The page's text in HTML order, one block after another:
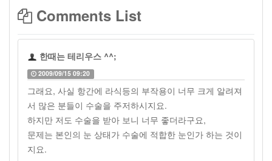
Comments List
한때는 테리우스 ^^;
2009/09/15 09:20
그래요, 사실 항간에 라식등의 부작용이 너무 크게 알려져
서 많은 분들이 수술을 주저하시지요.
하지만 저도 수술을 받아 보니 너무 좋더라구요,
문제는 본인의 눈 상태가 수술에 적합한 눈인가 하는 것이
지요.